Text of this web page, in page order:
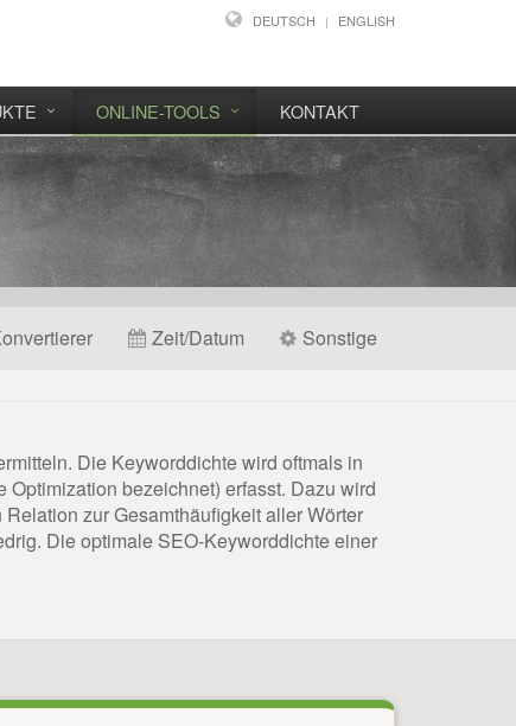
DEUTSCH ENGLISH
ONLINE-TOOLS KONTAKT
Zeit/Datum Sonstige
Die Keyworddichte wird oftmals in
bezeichnet) erfasst. Dazu wird
zur Gesamthäufigkeit aller Wörter
Die optimale SEO-Keyworddichte einer